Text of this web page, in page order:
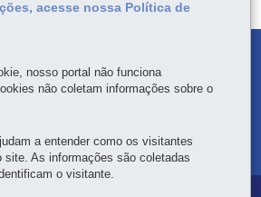
acesse nossa Política de
nosso portal não funciona
não coletam informações sobre o
a entender como os visitantes
site. As informações são coletadas
o visitante.